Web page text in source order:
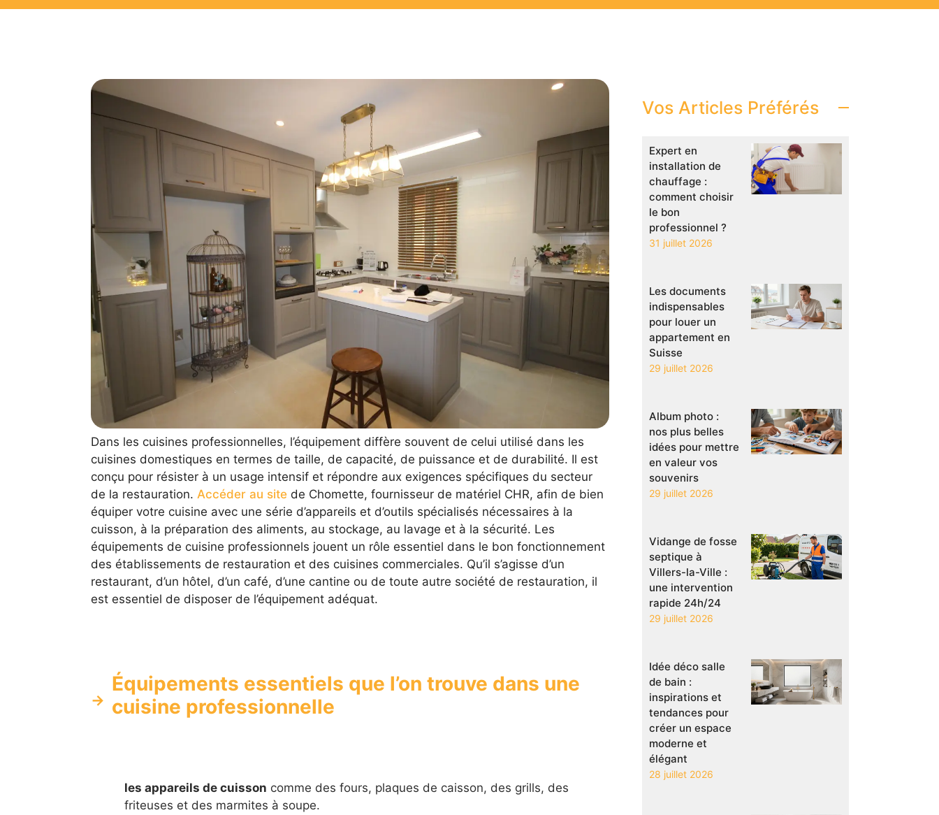
Dans les cuisines professionnelles, l’équipement diffère souvent de celui utilisé dans les
cuisines domestiques en termes de taille, de capacité, de puissance et de durabilité. Il est
conçu pour résister à un usage intensif et répondre aux exigences spécifiques du secteur
de la restauration. Accéder au sitede Chomette, fournisseur de matériel CHR, afin de bien
équiper votre cuisine avec une série d’appareils et d’outils spécialisés nécessaires à la
cuisson, à la préparation des aliments, au stockage, au lavage et à la sécurité. Les
équipements de cuisine professionnels jouent un rôle essentiel dans le bon fonctionnement
des établissements de restauration et des cuisines commerciales. Qu’il s’agisse d’un
restaurant, d’un hôtel, d’un café, d’une cantine ou de toute autre société de restauration, il
est essentiel de disposer de l’équipement adéquat.
Équipements essentiels que l’on trouve dans une
cuisine professionnelle
les appareils de cuisson comme des fours, plaques de caisson, des grills, des
friteuses et des marmites à soupe.
Vos Articles Préférés
Expert en
installation de
chauffage :
comment choisir
le bon
professionnel ?
31 juillet 2026
Les documents
indispensables
pour louer un
appartement en
Suisse
29 juillet 2026
Album photo :
nos plus belles
idées pour mettre
en valeur vos
souvenirs
29 juillet 2026
Vidange de fosse
septique à
Villers-la-Ville :
une intervention
rapide 24h/24
29 juillet 2026
Idée déco salle
de bain :
inspirations et
tendances pour
créer un espace
moderne et
élégant
28 juillet 2026